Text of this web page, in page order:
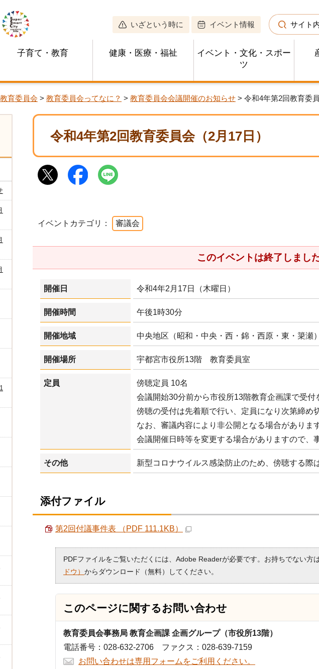
いざという時に イベント情報 サイト
子育て・教育 健康・医療・福祉
イベント・文化・スポー
ツ
教育委員会 > 教育委員会ってなに？ > 教育委員会会議開催のお知らせ > 令和4年第2回教育委
令和4年第2回教育委員会（2月17日）
イベントカテゴリ： 審議会
このイベントは終了しました
開催日 令和4年2月17日（木曜日）
開催時間 午後1時30分
開催地域 中央地区（昭和・中央・西・錦・西原・東・簗瀬）
開催場所 宇都宮市役所13階 教育委員室
定員
傍聴定員 10名
会議開始30分前から市役所13階教育企画課で受付
傍聴の受付は先着順で行い、定員になり次第締め
なお、審議内容により非公開となる場合がありま
会議開催日時等を変更する場合がありますので、
その他 新型コロナウイルス感染防止のため、傍聴する際
添付ファイル
第2回付議事件表 （PDF 111.1KB）
PDFファイルをご覧いただくには、Adobe Readerが必要です。お持ちでない方
ドウ） からダウンロード（無料）してください。
このページに関するお問い合わせ
教育委員会事務局 教育企画課 企画グループ（市役所13階）
電話番号：028-632-2706 ファクス：028-639-7159
お問い合わせは専用フォームをご利用ください。